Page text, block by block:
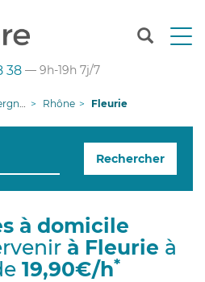
T
n
g
38 — 9h-19h 7j/7
Alpes Rhône Fleurie
Rechercher
à domicile
à Fleurie à
19,90€/h*